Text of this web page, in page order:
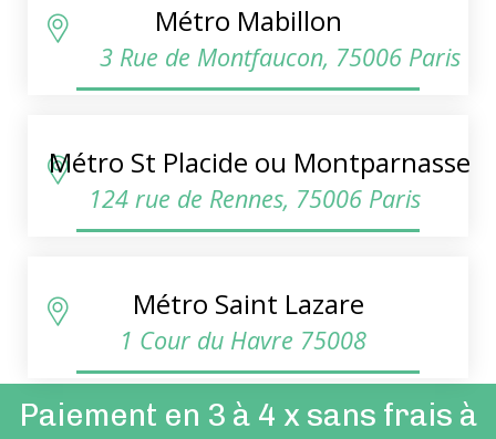
Métro Mabillon
3 Rue de Montfaucon, 75006 Paris
Métro St Placide ou Montparnasse
124 rue de Rennes, 75006 Paris
Métro Saint Lazare
1 Cour du Havre 75008
Paiement en 3 à 4 x sans frais à